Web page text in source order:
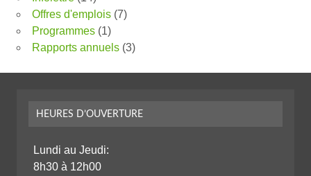
Offres d'emplois (7)
Programmes (1)
Rapports annuels (3)
HEURES D’OUVERTURE
Lundi au Jeudi:
8h30 à 12h00